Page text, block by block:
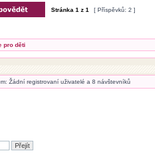
Stránka1 z1 [ Příspěvků: 2 ]
pro děti
Žádní registrovaní uživatelé a 8 návštevníků